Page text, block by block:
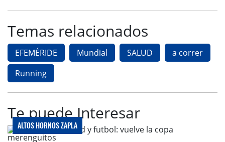
Temas relacionados
EFEMÉRIDE Mundial SALUD
a correr
Running
Te puede Interesar
ALTOS HORNOS ZAPLA